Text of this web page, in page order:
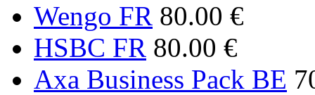
Wengo FR 80.00 €
HSBC FR 80.00 €
Axa Business Pack BE